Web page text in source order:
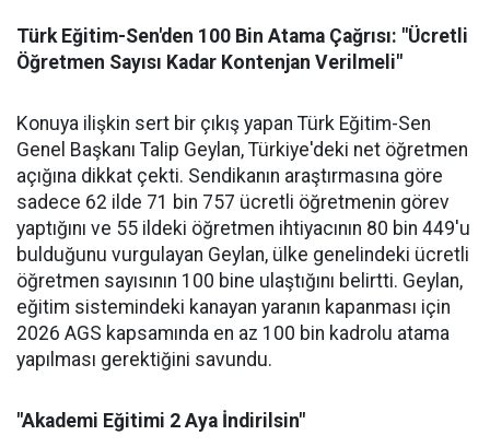
Türk Eğitim-Sen'den 100 Bin Atama Çağrısı: "Ücretli
Öğretmen Sayısı Kadar Kontenjan Verilmeli"
Konuya ilişkin sert bir çıkış yapan Türk Eğitim-Sen
Genel Başkanı Talip Geylan, Türkiye'deki net öğretmen
açığına dikkat çekti. Sendikanın araştırmasına göre
sadece 62 ilde 71 bin 757 ücretli öğretmenin görev
yaptığını ve 55 ildeki öğretmen ihtiyacının 80 bin 449'u
bulduğunu vurgulayan Geylan, ülke genelindeki ücretli
öğretmen sayısının 100 bine ulaştığını belirtti. Geylan,
eğitim sistemindeki kanayan yaranın kapanması için
2026 AGS kapsamında en az 100 bin kadrolu atama
yapılması gerektiğini savundu.
"Akademi Eğitimi 2 Aya İndirilsin"